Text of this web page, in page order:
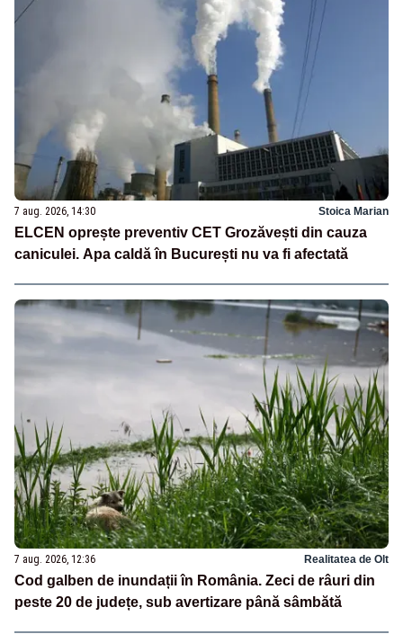
7 aug. 2026, 14:30 Stoica Marian
ELCEN oprește preventiv CET Grozăvești din cauza
caniculei. Apa caldă în București nu va fi afectată
7 aug. 2026, 12:36 Realitatea de Olt
Cod galben de inundații în România. Zeci de râuri din
peste 20 de județe, sub avertizare până sâmbătă